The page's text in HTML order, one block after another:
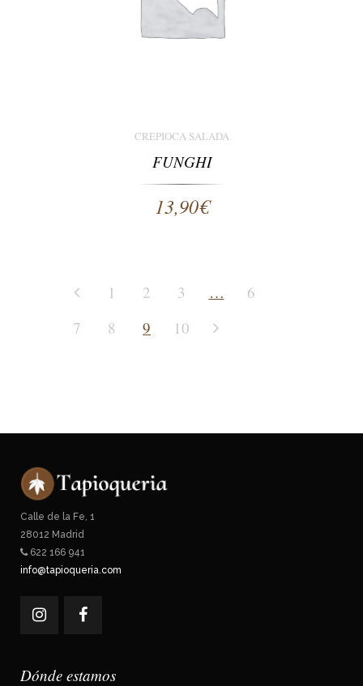
CREPIOCA SALADA
FUNGHI
13,90€
1 2 3 …
6
7
8 9 10
Calle de la Fe, 1
28012 Madrid
622 166 941
info@tapioqueria.com
Dónde estamos